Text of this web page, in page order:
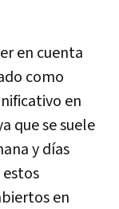
en cuenta
como
en
que se suele
y días
en